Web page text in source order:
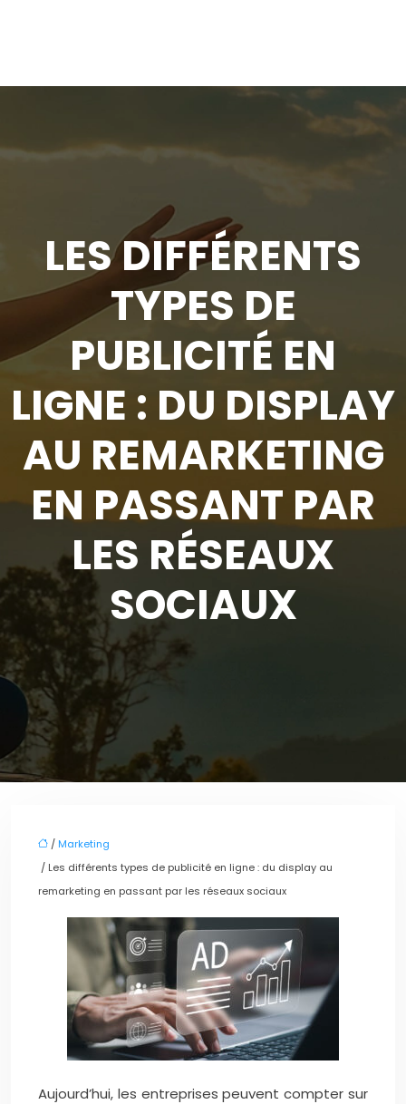
LES DIFFÉRENTS
TYPES DE
PUBLICITÉ EN
LIGNE : DU DISPLAY
AU REMARKETING
EN PASSANT PAR
LES RÉSEAUX
SOCIAUX
/ Marketing
/ Les différents types de publicité en ligne : du display au
remarketing en passant par les réseaux sociaux
Aujourd’hui, les entreprises peuvent compter sur